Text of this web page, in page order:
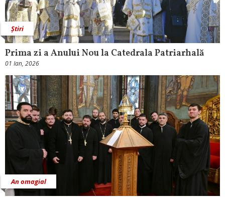
Știri
Prima zi a Anului Nou la Catedrala Patriarhală
01 Ian, 2026
An omagial